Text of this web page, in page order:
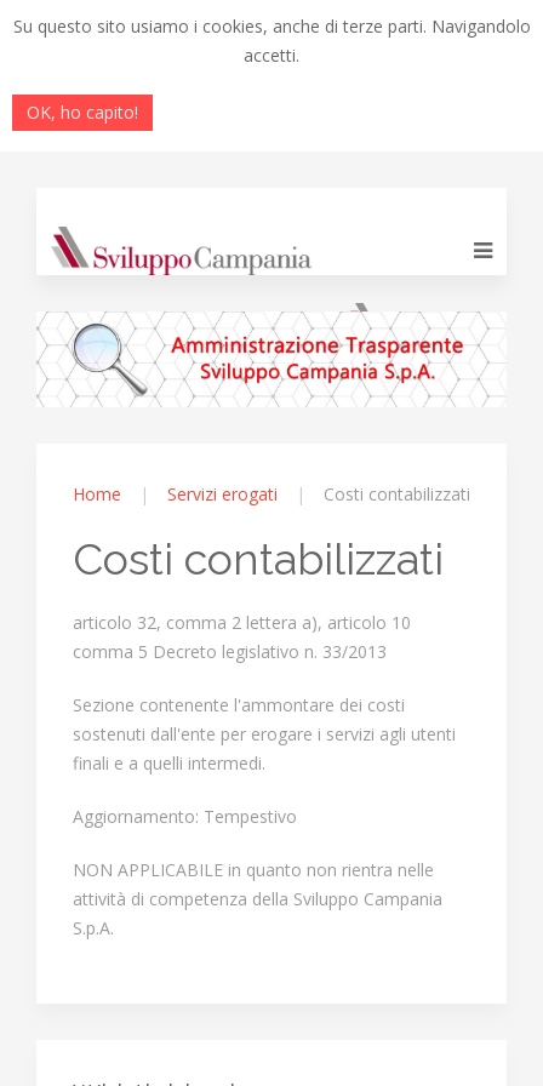
Su questo sito usiamo i cookies, anche di terze parti. Navigandolo
accetti.
OK, ho capito!
Home Servizi erogati Costi contabilizzati
Costi contabilizzati
articolo 32, comma 2 lettera a), articolo 10
comma 5 Decreto legislativo n. 33/2013
Sezione contenente l'ammontare dei costi
sostenuti dall'ente per erogare i servizi agli utenti
finali e a quelli intermedi.
Aggiornamento: Tempestivo
NON APPLICABILE in quanto non rientra nelle
attività di competenza della Sviluppo Campania
S.p.A.